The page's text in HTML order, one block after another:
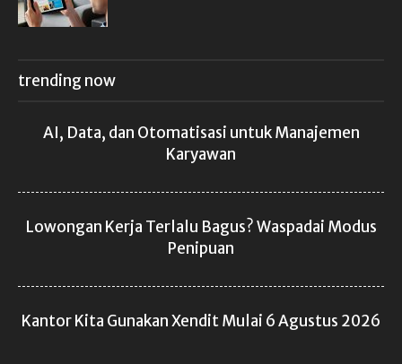
trending now
AI, Data, dan Otomatisasi untuk Manajemen
Karyawan
Lowongan Kerja Terlalu Bagus? Waspadai Modus
Penipuan
Kantor Kita Gunakan Xendit Mulai 6 Agustus 2026